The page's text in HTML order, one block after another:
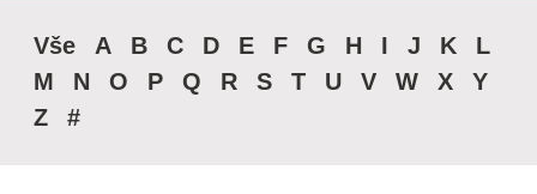
Vše A B C D E F G H I J K
L
M
N O P Q R S T U V W X
Y
Z
#